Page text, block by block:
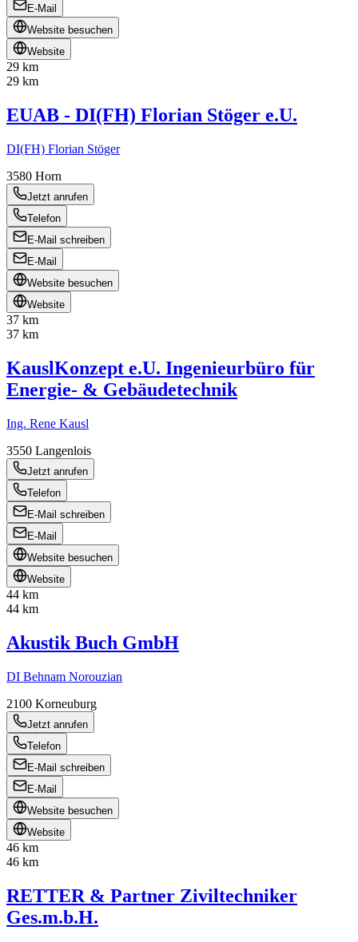
E-Mail
Website besuchen
Website
29 km
29 km
EUAB - DI(FH) Florian Stöger e.U.
DI(FH) Florian Stöger
3580 Horn
Jetzt anrufen
Telefon
E-Mail schreiben
E-Mail
Website besuchen
Website
37 km
37 km
KauslKonzept e.U. Ingenieurbüro für
Energie- & Gebäudetechnik
Ing. Rene Kausl
3550 Langenlois
Jetzt anrufen
Telefon
E-Mail schreiben
E-Mail
Website besuchen
Website
44 km
44 km
Akustik Buch GmbH
DI Behnam Norouzian
2100 Korneuburg
Jetzt anrufen
Telefon
E-Mail schreiben
E-Mail
Website besuchen
Website
46 km
46 km
RETTER & Partner Ziviltechniker
Ges.m.b.H.